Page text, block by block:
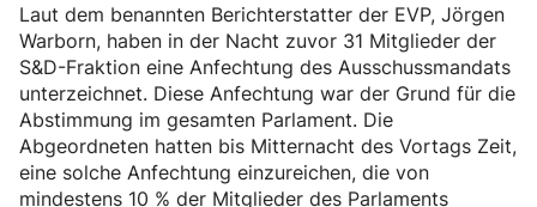
Laut dem benannten Berichterstatter der EVP, Jörgen
Warborn, haben in der Nacht zuvor 31 Mitglieder der
S&D-Fraktion eine Anfechtung des Ausschussmandats
unterzeichnet. Diese Anfechtung war der Grund für die
Abstimmung im gesamten Parlament. Die
Abgeordneten hatten bis Mitternacht des Vortags Zeit,
eine solche Anfechtung einzureichen, die von
mindestens 10 % der Mitglieder des Parlaments